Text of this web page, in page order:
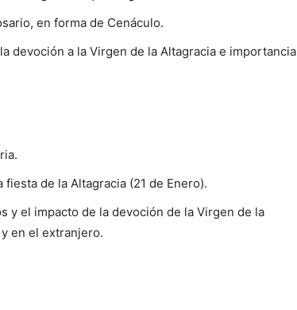
en forma de Cenáculo.
devoción a la Virgen de la Altagracia e importancia
de la Altagracia (21 de Enero).
y el impacto de la devoción de la Virgen de la
en el extranjero.